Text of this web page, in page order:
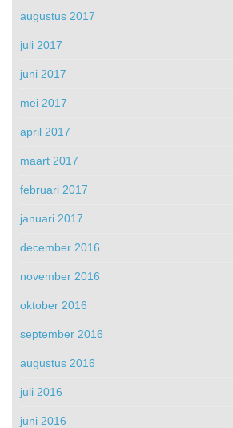
augustus 2017
juli 2017
juni 2017
mei 2017
april 2017
maart 2017
februari 2017
januari 2017
december 2016
november 2016
oktober 2016
september 2016
augustus 2016
juli 2016
juni 2016